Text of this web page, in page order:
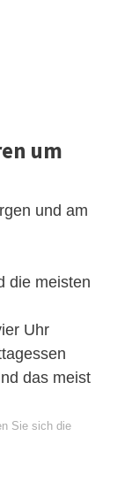
um
und am
die meisten
Uhr
das meist
Sie sich die